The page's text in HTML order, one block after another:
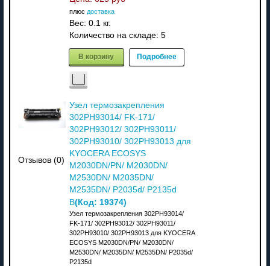
плюс доставка
Вес: 0.1 кг.
Количество на складе: 5
В корзину Подробнее
Отзывов (0)
Узел термозакрепления
302PH93014/ FK-171/
302PH93012/ 302PH93011/
302PH93010/ 302PH93013 для
KYOCERA ECOSYS
M2030DN/PN/ M2030DN/
M2530DN/ M2035DN/
M2535DN/ P2035d/ P2135d
В(Код: 19374)
Узел термозакрепления 302PH93014/
FK-171/ 302PH93012/ 302PH93011/
302PH93010/ 302PH93013 для KYOCERA
ECOSYS M2030DN/PN/ M2030DN/
M2530DN/ M2035DN/ M2535DN/ P2035d/
P2135d